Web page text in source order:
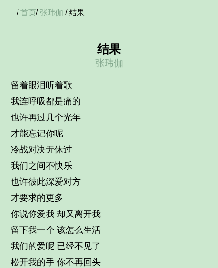
/首页/张玮伽 / 结果
结果
张玮伽
留着眼泪听着歌
我连呼吸都是痛的
也许再过几个光年
才能忘记你呢
冷战对决无休过
我们之间不快乐
也许彼此深爱对方
才要求的更多
你说你爱我 却又离开我
留下我一个 该怎么生活
我们的爱呢 已经不见了
松开我的手 你不再回头